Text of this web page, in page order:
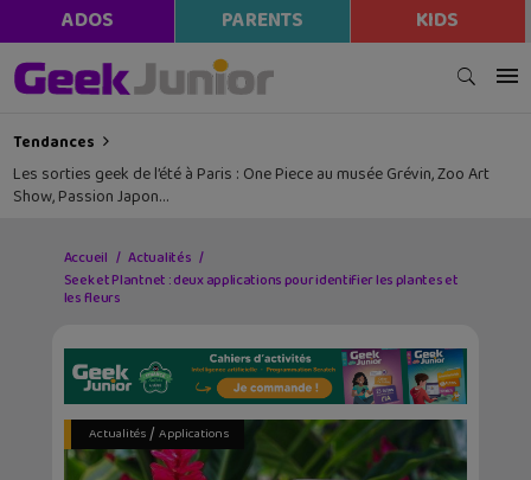
ADOS PARENTS KIDS
Tendances
Les sorties geek de l’été à Paris : One Piece au musée Grévin, Zoo Art
Show, Passion Japon…
Accueil
Actualités
Seek et Plantnet : deux applications pour identifier les plantes et
les fleurs
Actualités/ Applications